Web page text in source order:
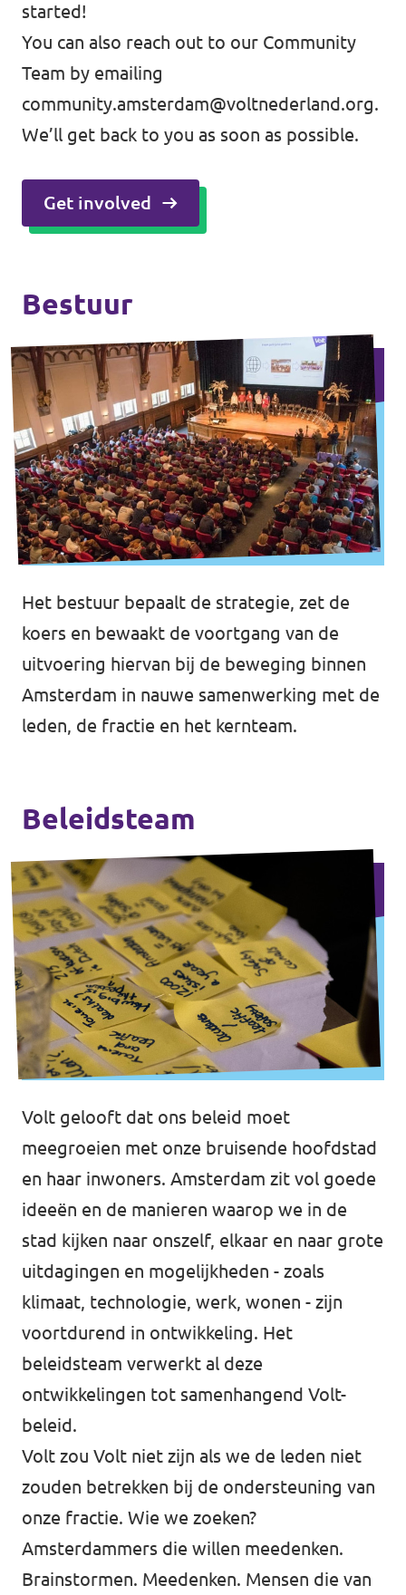
started!
You can also reach out to our Community
Team by emailing
community.amsterdam@voltnederland.org.
We’ll get back to you as soon as possible.
Get involved
Bestuur
Het bestuur bepaalt de strategie, zet de
koers en bewaakt de voortgang van de
uitvoering hiervan bij de beweging binnen
Amsterdam in nauwe samenwerking met de
leden, de fractie en het kernteam.
Beleidsteam
Volt gelooft dat ons beleid moet
meegroeien met onze bruisende hoofdstad
en haar inwoners. Amsterdam zit vol goede
ideeën en de manieren waarop we in de
stad kijken naar onszelf, elkaar en naar grote
uitdagingen en mogelijkheden - zoals
klimaat, technologie, werk, wonen - zijn
voortdurend in ontwikkeling. Het
beleidsteam verwerkt al deze
ontwikkelingen tot samenhangend Volt-
beleid.
Volt zou Volt niet zijn als we de leden niet
zouden betrekken bij de ondersteuning van
onze fractie. Wie we zoeken?
Amsterdammers die willen meedenken.
Brainstormen. Meedenken. Mensen die van